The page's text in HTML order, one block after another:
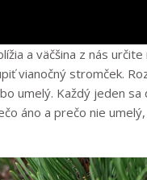
a väčšina z nás
vianočný stromček.
umelý. Každý jeden sa
áno a prečo nie